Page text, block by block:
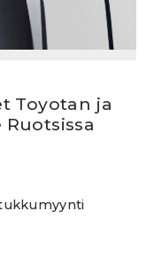
Toyotan ja